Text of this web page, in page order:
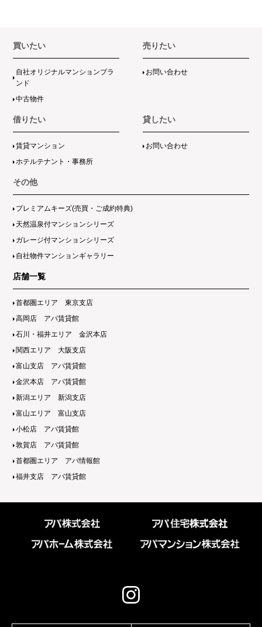
買いたい
自社オリジナルマンションブラ
ンド
中古物件
売りたい
お問い合わせ
借りたい
賃貸マンション
ホテルテナント・事務所
貸したい
お問い合わせ
その他
プレミアムキーズ(売買・ご成約特典)
天然温泉付マンションシリーズ
ガレージ付マンションシリーズ
自社物件マンションギャラリー
店舗一覧
首都圏エリア 東京支店
高岡店 アパ賃貸館
石川・福井エリア 金沢本店
関西エリア 大阪支店
富山支店 アパ賃貸館
金沢本店 アパ賃貸館
新潟エリア 新潟支店
富山エリア 富山支店
小松店 アパ賃貸館
敦賀店 アパ賃貸館
首都圏エリア アパ情報館
福井支店 アパ賃貸館